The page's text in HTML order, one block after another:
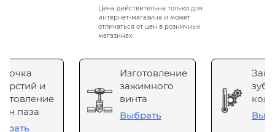
Цена действительна только для
интернет-магазина и может
отличаться от цен в розничных
магазинах
и
паза
Изготовление
зажимного
винта
Выбрать